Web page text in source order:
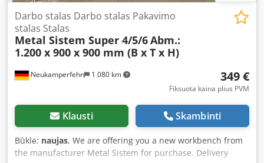
Neukamperfehn 1 080 km
Darbo stalas Darbo stalas Pakavimo
stalas Stalas
Metal Sistem Super 4/5/6Abm.:
1.200 x 900 x 900 mm (B x T x H)
349 €
Fiksuota kaina plius PVM
Klausti Skambinti
Būklė: naujas, We are offering you a new workbench from
the manufacturer Metal Sistem for purchase. Delivery